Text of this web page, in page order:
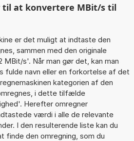
til at konvertere MBit/s til
er det muligt at indtaste den
sammen med den originale
MBit/s'. Når man gør det, kan man
fulde navn eller en forkortelse af det
kategorien af den
i dette tilfælde
Herefter omregner
værdi i alle de relevante
I den resulterende liste kan du
finde den omregning, som du